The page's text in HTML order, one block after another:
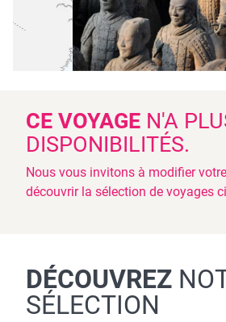
CE VOYAGE N'A
DISPONIBILITÉS.
Nous vous invitons à modifier
découvrir la sélection de voyages
DÉCOUVREZ
SÉLECTION